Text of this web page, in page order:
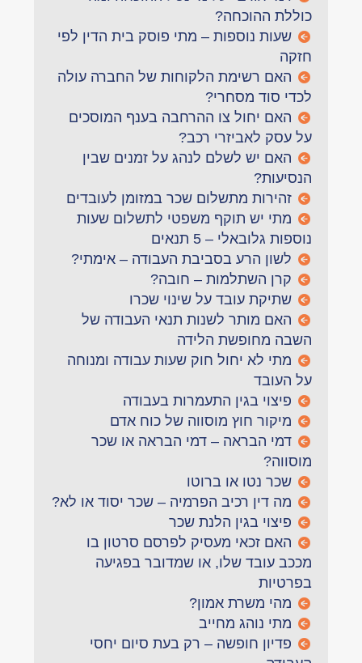
כוללת ההוכחה?
שעות נוספות – מתי פוסק בית הדין לפי
חזקה
האם רשימת הלקוחות של החברה עולה
לכדי סוד מסחרי?
האם יחול צו ההרחבה בענף המוסכים
על עסק לאביזרי רכב?
האם יש לשלם לנהג על זמנים שבין
הנסיעות?
זהירות מתשלום שכר במזומן לעובדים
מתי יש תוקף משפטי לתשלום שעות
נוספות גלובאלי – 5 תנאים
לשון הרע בסביבת העבודה – אימתי?
קרן השתלמות – חובה?
שתיקת עובד על שינוי שכרו
האם מותר לשנות תנאי העבודה של
השבה מחופשת הלידה
מתי לא יחול חוק שעות עבודה ומנוחה
על העובד
פיצוי בגין התעמרות בעבודה
מיקור חוץ מוסווה של כוח אדם
דמי הבראה – דמי הבראה או שכר
מוסווה?
שכר נטו או ברוטו
מה דין רכיב הפרמיה – שכר יסוד או לא?
פיצוי בגין הלנת שכר
האם זכאי מעסיק לפרסם סרטון בו
מככב עובד שלו, או שמדובר בפגיעה
בפרטיות
מהי משרת אמון?
מתי נוהג מחייב
פדיון חופשה – רק בעת סיום יחסי